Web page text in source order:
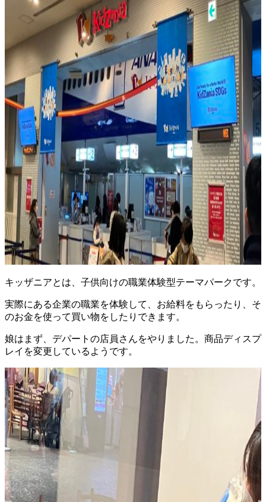
キッザニアとは、子供向けの職業体験型テーマパークです。
実際にある企業の職業を体験して、お給料をもらったり、そ
のお金を使って買い物をしたりできます。
娘はまず、デパートの店員さんをやりました。商品ディスプ
レイを変更しているようです。